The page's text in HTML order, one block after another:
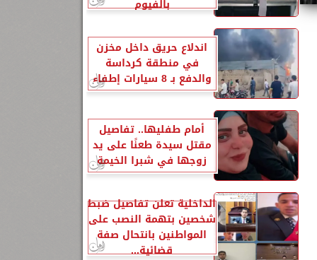
بالفيوم
اندلاع حريق داخل مخزن
في منطقة كرداسة
والدفع بـ 8 سيارات إطفاء
أمام طفليها.. تفاصيل
مقتل سيدة طعنًا على يد
زوجها في شبرا الخيمة
الداخلية تعلن تفاصيل ضبط
شخصين بتهمة النصب على
المواطنين بانتحال صفة
قضائية...